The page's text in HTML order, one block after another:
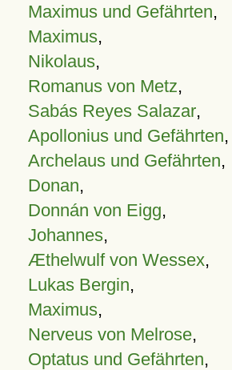
Maximus und Gefährten,
Maximus,
Nikolaus,
Romanus von Metz,
Sabás Reyes Salazar,
Apollonius und Gefährten,
Archelaus und Gefährten,
Donan,
Donnán von Eigg,
Johannes,
Æthelwulf von Wessex,
Lukas Bergin,
Maximus,
Nerveus von Melrose,
Optatus und Gefährten,